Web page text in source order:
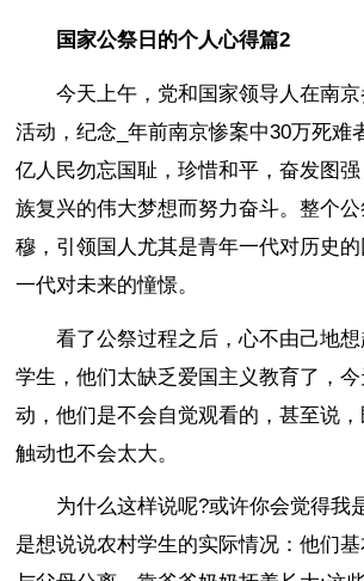
国家公祭日的个人心得篇2
今天上午，党和国家领导人在南
活动，纪念_年前南京惨案中30万死难
亿人民勿忘国耻，珍惜和平，奋发图
族复兴的伟大梦想而努力奋斗。整个
穆，引领国人尤其是青年一代对历史
一代对未来的憧憬。
看了公祭过程之后，心不由己地
学生，他们太缺乏爱国主义教育了，
动，他们是不会自觉观看的，甚至说
触动也不会太大。
为什么这样说呢?或许你会觉得我
是想说说农村学生的实际情况：他们